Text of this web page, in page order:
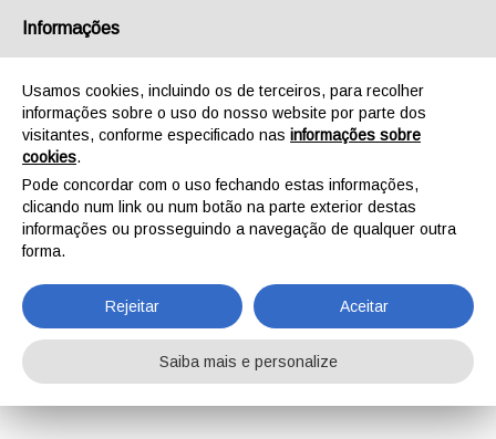
Informações
Usamos cookies, incluindo os de terceiros, para recolher
informações sobre o uso do nosso website por parte dos
visitantes, conforme especificado nas informações sobre
cookies.
Pode concordar com o uso fechando estas informações,
clicando num link ou num botão na parte exterior destas
informações ou prosseguindo a navegação de qualquer outra
forma.
Rejeitar Aceitar
Saiba mais e personalize